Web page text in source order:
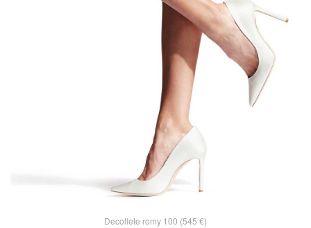
Decollete romy 100 (545 €)